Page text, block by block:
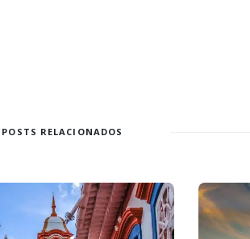
POSTS RELACIONADOS